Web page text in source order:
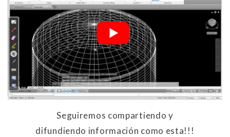
Seguiremos compartiendo y
difundiendo información como esta!!!